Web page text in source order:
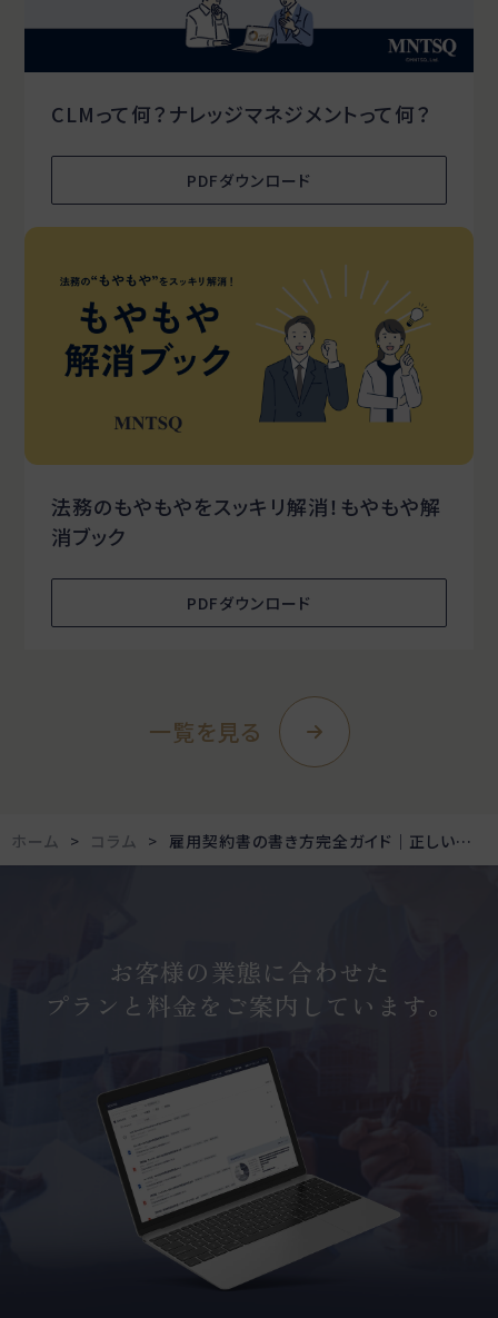
CLMって何？ナレッジマネジメントって何？
PDFダウンロード
法務のもやもやをスッキリ解消！もやもや解
消ブック
PDFダウンロード
一覧を見る
ホーム コラム 雇用契約書の書き方完全ガイド｜正しい作成手順と項目について解説
お客様の業態に合わせた
プランと料金をご案内しています。